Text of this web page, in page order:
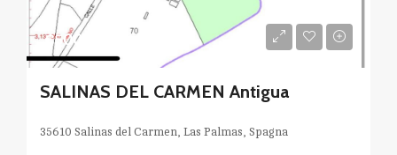
€500.000
SALINAS DEL CARMEN Antigua
35610 Salinas del Carmen, Las Palmas, Spagna